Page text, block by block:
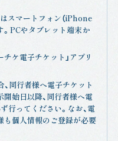
スマートフォン（iPhone
PCやタブレット端末か
ケ電子チケット」アプリ
同行者様へ電子チケット
始日以降、同行者様へ電
行ってください。なお、電
も個人情報のご登録が必要